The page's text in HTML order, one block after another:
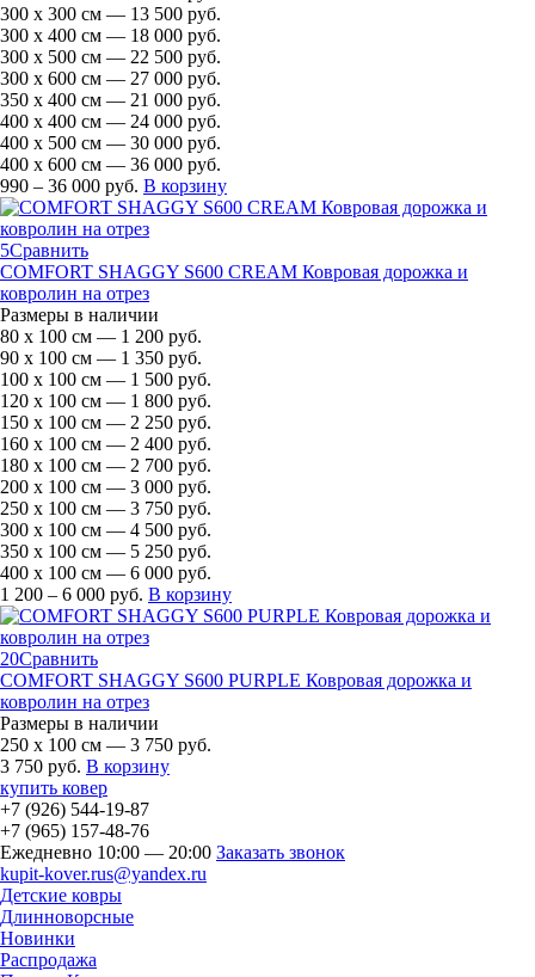
300 х 300 см — 13 500 руб.
300 х 400 см — 18 000 руб.
300 х 500 см — 22 500 руб.
300 х 600 см — 27 000 руб.
350 х 400 см — 21 000 руб.
400 х 400 см — 24 000 руб.
400 х 500 см — 30 000 руб.
400 х 600 см — 36 000 руб.
990 – 36 000 руб. В корзину
5Сравнить
COMFORT SHAGGY S600 CREAM Ковровая дорожка и
ковролин на отрез
Размеры в наличии
80 х 100 см — 1 200 руб.
90 х 100 см — 1 350 руб.
100 х 100 см — 1 500 руб.
120 х 100 см — 1 800 руб.
150 х 100 см — 2 250 руб.
160 х 100 см — 2 400 руб.
180 х 100 см — 2 700 руб.
200 х 100 см — 3 000 руб.
250 х 100 см — 3 750 руб.
300 х 100 см — 4 500 руб.
350 х 100 см — 5 250 руб.
400 х 100 см — 6 000 руб.
1 200 – 6 000 руб. В корзину
20Сравнить
COMFORT SHAGGY S600 PURPLE Ковровая дорожка и
ковролин на отрез
Размеры в наличии
250 х 100 см — 3 750 руб.
3 750 руб. В корзину
купить ковер
+7 (926) 544-19-87
+7 (965) 157-48-76
Ежедневно 10:00 — 20:00 Заказать звонок
kupit-kover.rus@yandex.ru
Детские ковры
Длинноворсные
Новинки
Распродажа